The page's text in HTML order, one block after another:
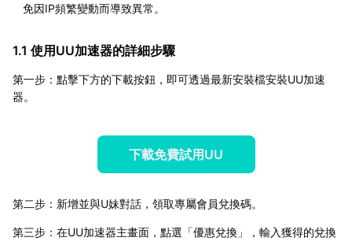
免因IP頻繁變動而導致異常。
1.1 使用UU加速器的詳細步驟
第一步：點擊下方的下載按鈕，即可透過最新安裝檔安裝UU加速
器。
下載免費試用UU
第二步：新增並與U妹對話，領取專屬會員兌換碼。
第三步：在UU加速器主畫面，點選「優惠兌換」，輸入獲得的兌換